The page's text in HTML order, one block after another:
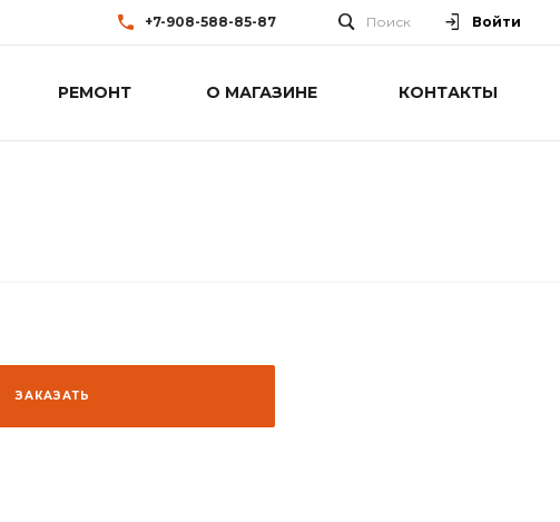
+7-908-588-85-87 Поиск Войти
РЕМОНТ О МАГАЗИНЕ КОНТАКТЫ
ЗАКАЗАТЬ